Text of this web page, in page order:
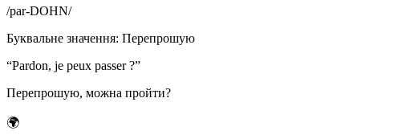
/par-DOHN/
Буквальне значення: Перепрошую
“Pardon, je peux passer ?”
Перепрошую, можна пройти?
🌍